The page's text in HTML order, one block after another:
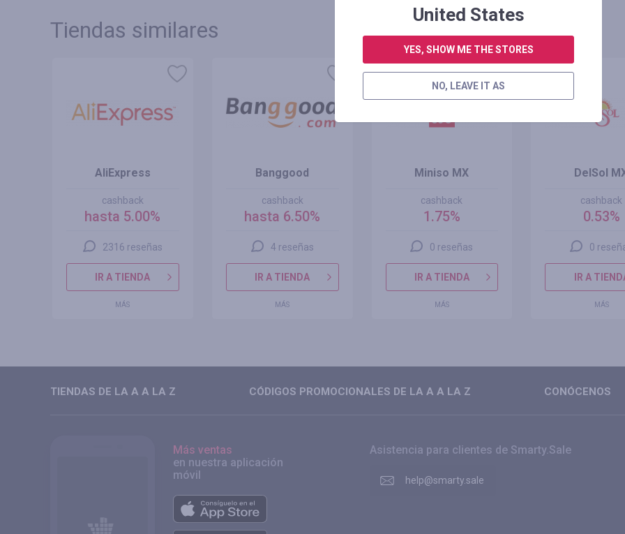
Tiendas similares
AliExpress
cashback
hasta 5.00%
2316 reseñas
IR A TIENDA
MÁS
Banggood
cashback
hasta 6.50%
4 reseñas
IR A TIENDA
MÁS
Miniso MX
cashback
1.75%
0 reseñas
IR A TIENDA
MÁS
DelSol
cashback
0.53%
0
IR A
MÁS
TIENDAS DE LA A A LA Z CÓDIGOS PROMOCIONALES DE LA A A LA Z CONÓCENOS
Más ventas
en nuestra aplicación
móvil
Asistencia para clientes de Smarty.Sale
help@smarty.sale
United States
YES, SHOW ME THE STORES
NO, LEAVE IT AS